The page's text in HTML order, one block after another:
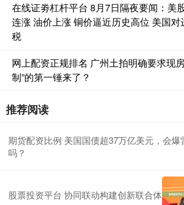
在线证劵杠杆平台 8月7日隔夜要闻：美
连涨 油价上涨 铜价逼近历史高位 美国
税
网上配资正规排名 广州土拍明确要求现
制”的第一锤来了？
推荐阅读
期货配资比例 美国国债超37万亿美元，会爆
吗？
股票投资平台 协同联动构建创新联合体